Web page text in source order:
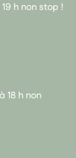
h non stop !
18 h non